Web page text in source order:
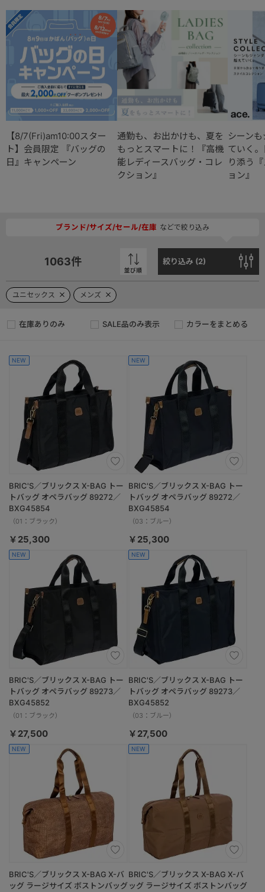
【8/7(Fri)am10:00スター
ト】会員限定 『バッグの
日』キャンペーン
通勤も、お出かけも、夏を
もっとスマートに！『高機
能レディースバッグ・コレ
クション』
シーン
ていく
り添う
ョン』
ブランド/サイズ/セール/在庫 などで絞り込み
1063件
並び順
絞り込み (2)
ユニセックス メンズ
在庫ありのみ カラーをまとめる
SALE品のみ表示
NEW
BRIC'S／ブリックス X-BAG トー
トバッグ オペラバッグ 89272／
BXG45854
（01：ブラック）
￥25,300
NEW
BRIC'S／ブリックス X-BAG トー
トバッグ オペラバッグ 89272／
BXG45854
（03：ブルー）
￥25,300
NEW
BRIC'S／ブリックス X-BAG トー
トバッグ オペラバッグ 89273／
BXG45852
（01：ブラック）
￥27,500
NEW
BRIC'S／ブリックス X-BAG トー
トバッグ オペラバッグ 89273／
BXG45852
（03：ブルー）
￥27,500
NEW
BRIC'S／ブリックス X-BAG X-バ
ッグ ラージサイズ ボストンバッグ
NEW
BRIC'S／ブリックス X-BAG X-バ
ッグ ラージサイズ ボストンバッグ